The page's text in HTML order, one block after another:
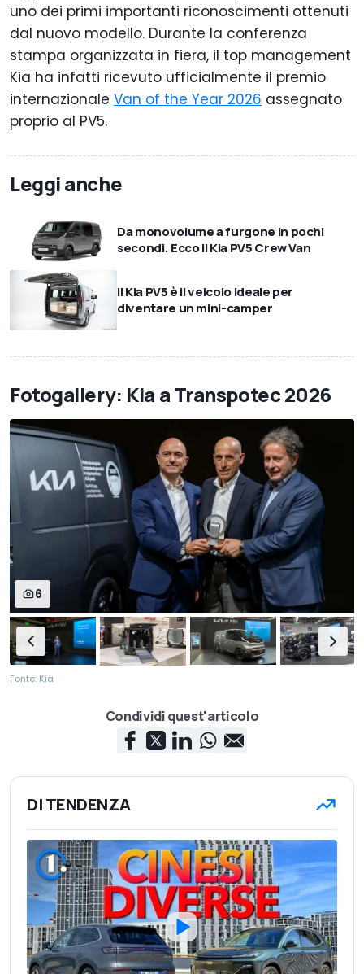
uno dei primi importanti riconoscimenti ottenuti
dal nuovo modello. Durante la conferenza
stampa organizzata in fiera, il top management
Kia ha infatti ricevuto ufficialmente il premio
internazionale Van of the Year 2026 assegnato
proprio al PV5.
Leggi anche
Da monovolume a furgone in pochi
secondi. Ecco il Kia PV5 Crew Van
Il Kia PV5 è il veicolo ideale per
diventare un mini-camper
Fotogallery: Kia a Transpotec 2026
6
Fonte: Kia
Condividi quest'articolo
DI TENDENZA